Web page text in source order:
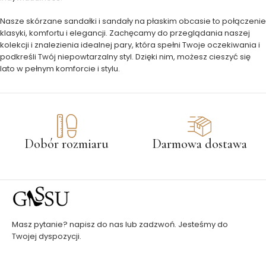
Nasze skórzane sandałki i sandały na płaskim obcasie to połączenie
klasyki, komfortu i elegancji. Zachęcamy do przeglądania naszej
kolekcji i znalezienia idealnej pary, która spełni Twoje oczekiwania i
podkreśli Twój niepowtarzalny styl. Dzięki nim, możesz cieszyć się
lato w pełnym komforcie i stylu.
Dobór rozmiaru Darmowa dostawa
Masz pytanie? napisz do nas lub zadzwoń. Jesteśmy do
Twojej dyspozycji.